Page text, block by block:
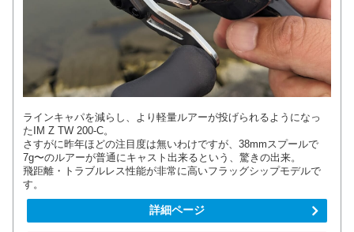
ラインキャパを減らし、より軽量ルアーが投げられるようになっ
たIM Z TW 200-C。
さすがに昨年ほどの注目度は無いわけですが、38mmスプールで
7g〜のルアーが普通にキャスト出来るという、驚きの出来。
飛距離・トラブルレス性能が非常に高いフラッグシップモデルで
す。
詳細ページ